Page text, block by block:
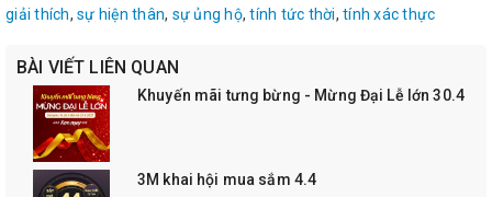
giải thích, sự hiện thân, sự ủng hộ,tính tức thời, tính xác thực
BÀI VIẾT LIÊN QUAN
Khuyến mãi tưng bừng - Mừng Đại Lễ lớn 30.4
3M khai hội mua sắm 4.4